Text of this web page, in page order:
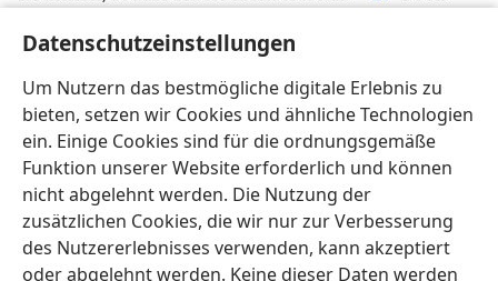
Datenschutzeinstellungen
Um Nutzern das bestmögliche digitale Erlebnis zu
bieten, setzen wir Cookies und ähnliche Technologien
ein. Einige Cookies sind für die ordnungsgemäße
Funktion unserer Website erforderlich und können
nicht abgelehnt werden. Die Nutzung der
zusätzlichen Cookies, die wir nur zur Verbesserung
des Nutzererlebnisses verwenden, kann akzeptiert
oder abgelehnt werden. Keine dieser Daten werden
Gemeinde und für den Ort, den Jehova für seinen
Altar aussuchen würde,+Holz sammeln und Wasser
schöpfen sollten+ – und das ist bis heute so
geblieben. +
Deutsch Teilen Einstellungen